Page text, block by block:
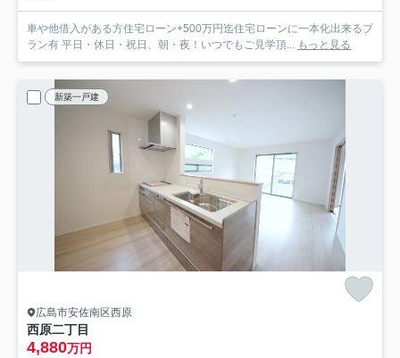
車や他借入がある方住宅ローン+500万円迄住宅ローンに一本化出来るプ
ラン有 平日・休日・祝日、朝・夜！いつでもご見学頂... もっと見る
新築一戸建
広島市安佐南区西原
西原二丁目
4,880万円